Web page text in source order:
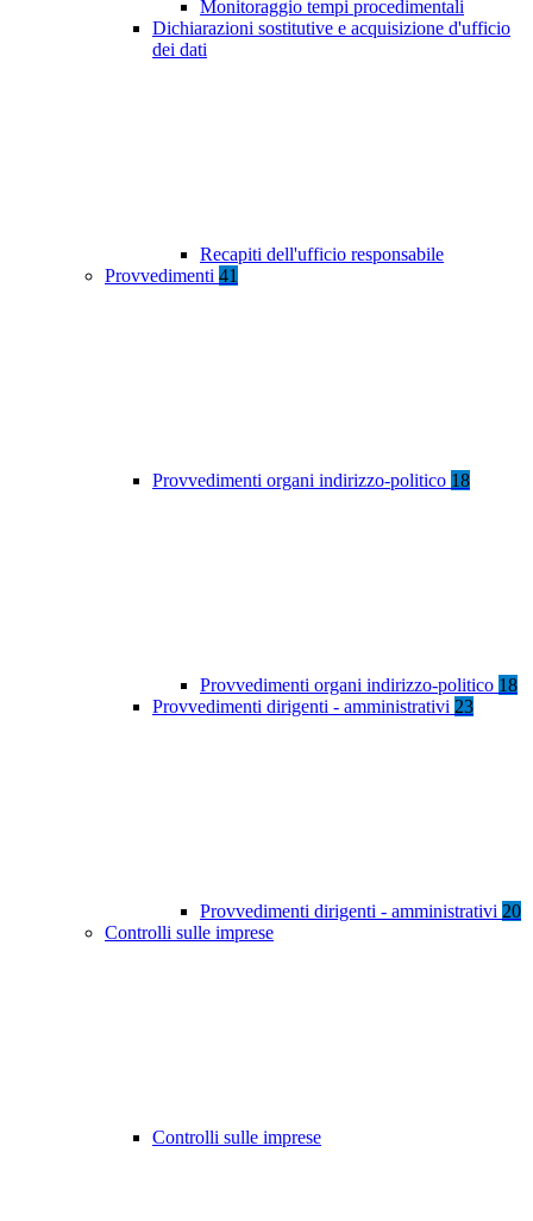
Monitoraggio tempi procedimentali
Dichiarazioni sostitutive e acquisizione d'ufficio
dei dati
Recapiti dell'ufficio responsabile
Provvedimenti 41
Provvedimenti organi indirizzo-politico 18
Provvedimenti organi indirizzo-politico 18
Provvedimenti dirigenti - amministrativi 23
Provvedimenti dirigenti - amministrativi 20
Controlli sulle imprese
Controlli sulle imprese